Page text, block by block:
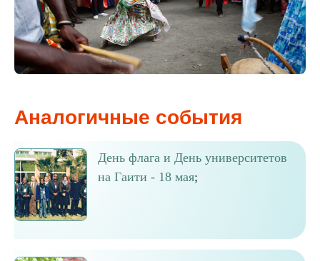
Аналогичные события
День флага и День университетов
на Гаити - 18 мая;